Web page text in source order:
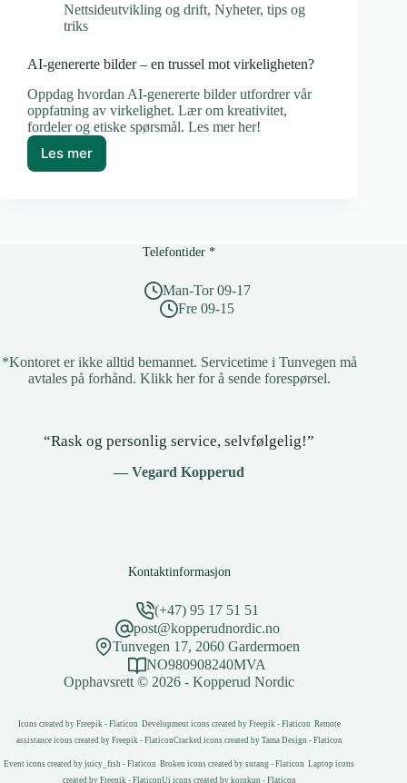
AI
for
og
Nettsideutvikling og drift, Nyheter, tips og
triks
AI-genererte bilder – en trussel mot virkeligheten?
Oppdag hvordan AI-genererte bilder utfordrer vår
oppfatning av virkelighet. Lær om kreativitet,
fordeler og etiske spørsmål. Les mer her!
Les mer
AI-
genererte
virkeligheten?
Telefontider *
Man-Tor 09-17
Fre 09-15
*Kontoret er ikke alltid bemannet. Servicetime i Tunvegen må
avtales på forhånd. Klikk her for å sende forespørsel.
“Rask og personlig service, selvfølgelig!”
— Vegard Kopperud
Kontaktinformasjon
(+47) 95 17 51 51
post@kopperudnordic.no
Tunvegen 17, 2060 Gardermoen
NO980908240MVA
Opphavsrett © 2026 - Kopperud Nordic
Icons created by Freepik - Flaticon Development icons created by Freepik - Flaticon Remote
assistance icons created by Freepik - FlaticonCracked icons created by Tama Design - Flaticon
Event icons created by juicy_fish - Flaticon Broken icons created by surang - Flaticon Laptop icons
created by Freepik - FlaticonUi icons created by kornkun - Flaticon